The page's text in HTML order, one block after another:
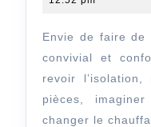
Envie de faire de votre maison un lieu de vie
convivial et
revoir l’isolation,
pièces,
changer le